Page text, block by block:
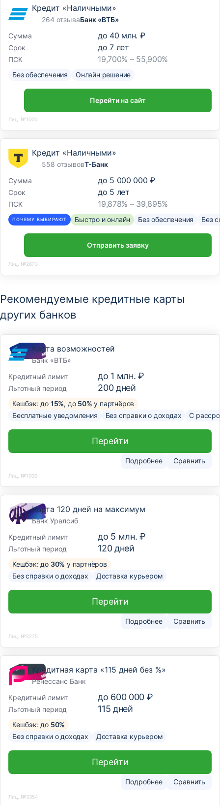
Кредит «Наличными»
264 отзываБанк «ВТБ»
Сумма
до 40 млн. ₽
Срок до7лет
ПСК 19,700% – 55,900%
Без обеспечения Онлайн решение
Перейти на сайт
Лиц. №1000
Кредит «Наличными»
558 отзывовТ-Банк
Сумма
до 5 000 000 ₽
Срок до 5 лет
ПСК 19,878% – 39,895%
ПОЧЕМУ ВЫБИРАЮТ Быстро и онлайн Без обеспечения Без
Отправить заявку
Лиц. №2673
Рекомендуемые кредитные карты
других банков
Карта возможностей
Банк «ВТБ»
Кредитный лимит
до 1 млн. ₽
Льготный период 200дней
Кешбэк: до 15%, до 50% у партнёров
Бесплатные уведомления
Без справки о доходах С
Подробнее Сравнить
Перейти
Лиц. №1000
Карта 120 дней на максимум
Банк Уралсиб
Кредитный лимит
до 5 млн. ₽
Льготный период 120дней
Кешбэк: до 30% у партнёров
Без справки о доходах
Доставка курьером
Подробнее Сравнить
Перейти
Лиц. №2275
Кредитная карта «115 дней без %»
Ренессанс Банк
Кредитный лимит
до 600 000 ₽
Льготный период 115 дней
Кешбэк: до 50%
Без справки о доходах
Доставка курьером
Подробнее Сравнить
Перейти
Лиц. №3354